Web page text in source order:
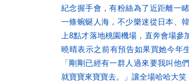
紀念握手會，有粉絲為了近距離一
一條蜿蜒人海，不少樂迷從日本、
上8點才落地桃園機場，直奔會場參
曉晴表示之前有預告如果買她今年
「剛剛已經有一群人過來要我叫他
就寶寶來寶寶去。」讓全場哈哈大